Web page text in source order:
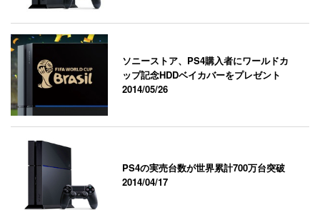
ソニーストア、PS4購入者にワールドカ
ップ記念HDDベイカバーをプレゼント
2014/05/26
PS4の実売台数が世界累計700万台突破
2014/04/17